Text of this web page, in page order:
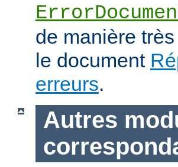
de manière
le document
erreurs.
Autres